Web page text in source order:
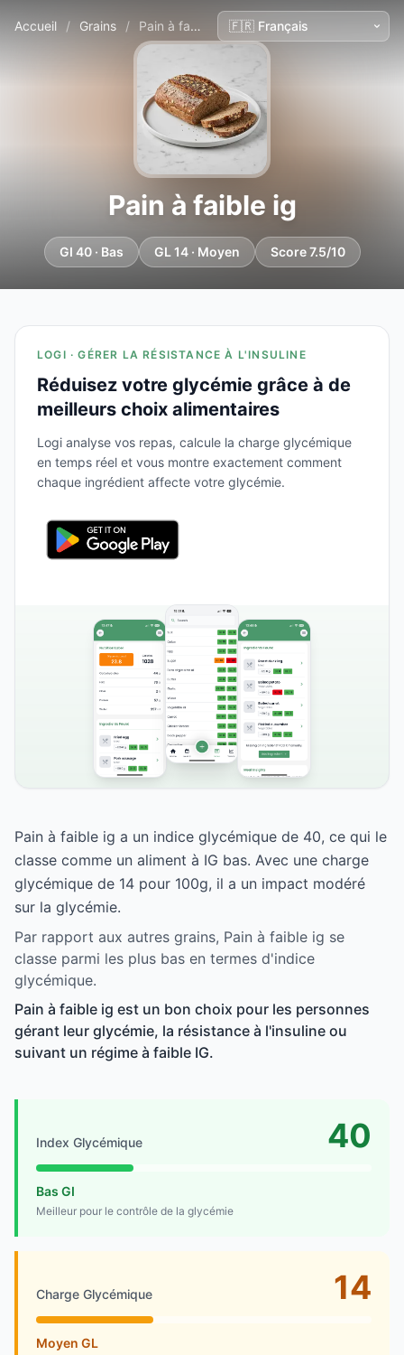
Accueil / Grains / Pain à faible ig
Pain à faible ig
GI 40 · Bas GL 14 · Moyen Score 7.5/10
LOGI · GÉRER LA RÉSISTANCE À L'INSULINE
Réduisez votre glycémie grâce à de
meilleurs choix alimentaires
Logi analyse vos repas, calcule la charge glycémique
en temps réel et vous montre exactement comment
chaque ingrédient affecte votre glycémie.
Pain à faible ig a un indice glycémique de 40, ce qui le
classe comme un aliment à IG bas. Avec une charge
glycémique de 14 pour 100g, il a un impact modéré
sur la glycémie.
Par rapport aux autres grains, Pain à faible ig se
classe parmi les plus bas en termes d'indice
glycémique.
Pain à faible ig est un bon choix pour les personnes
gérant leur glycémie, la résistance à l'insuline ou
suivant un régime à faible IG.
Index Glycémique 40
Bas GI
Meilleur pour le contrôle de la glycémie
Charge Glycémique 14
Moyen GL